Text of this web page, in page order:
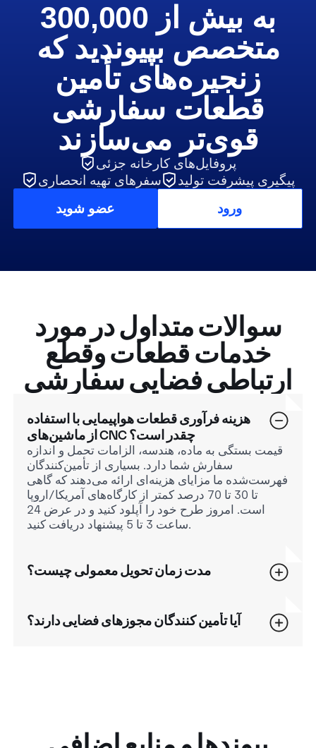
به بیش از 300,000
متخصص بپیوندید که
زنجیره‌های تأمین
قطعات سفارشی
قوی‌تر می‌سازند
پروفایل‌های کارخانه جزئی
سفرهای تهیه انحصاری
پیگیری پیشرفت تولید
عضو شوید
ورود
سوالات متداول در مورد
خدمات قطعات وقطع
ارتباطی فضایی سفارشی
هزینه فرآوری قطعات هواپیمایی با استفاده
از ماشین‌های CNC چقدر است؟
قیمت بستگی به ماده، هندسه، الزامات تحمل و اندازه
سفارش شما دارد. بسیاری از تأمین‌کنندگان
فهرست‌شده ما مزایای هزینه‌ای ارائه می‌دهند که گاهی
تا 30 تا 70 درصد کمتر از کارگاه‌های آمریکا/اروپا
است. امروز طرح خود را آپلود کنید و در عرض 24
ساعت 3 تا 5 پیشنهاد دریافت کنید.
مدت زمان تحویل معمولی چیست؟
آیا تأمین کنندگان مجوزهای فضایی دارند؟